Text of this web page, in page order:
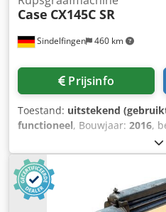
Sindelfingen 460 km
Case CX145C SR
Prijsinfo
Toestand: uitstekend
functioneel, Bouwjaar: 2016,
11.500 bedrijfsuren *
Motorvermogen 77 kW *
snelwissel Dsdey Rm H Eopfx